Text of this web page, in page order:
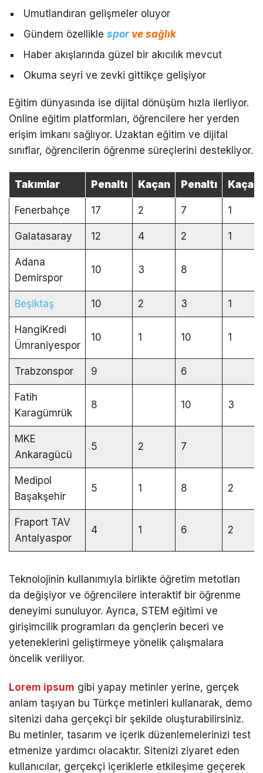
Umutlandıran gelişmeler oluyor
Gündem özellikle sporve sağlık
Haber akışlarında güzel bir akıcılık mevcut
Okuma seyri ve zevki gittikçe gelişiyor
Eğitim dünyasında ise dijital dönüşüm hızla ilerliyor.
Online eğitim platformları, öğrencilere her yerden
erişim imkanı sağlıyor. Uzaktan eğitim ve dijital
sınıflar, öğrencilerin öğrenme süreçlerini destekliyor.
Takımlar Penaltı Kaçan Penaltı Kaçan
Fenerbahçe 17 2 7 1
Galatasaray 12 4 2 1
Adana
Demirspor
10 3 8
Beşiktaş 10 2 3 1
HangiKredi
Ümraniyespor
10 1 10 1
Trabzonspor 9 6
Fatih
Karagümrük
8 10 3
MKE
Ankaragücü
5 2 7
Medipol
Başakşehir
5 1 8 2
Fraport TAV
Antalyaspor
4 1 6 2
Teknolojinin kullanımıyla birlikte öğretim metotları
da değişiyor ve öğrencilere interaktif bir öğrenme
deneyimi sunuluyor. Ayrıca, STEM eğitimi ve
girişimcilik programları da gençlerin beceri ve
yeteneklerini geliştirmeye yönelik çalışmalara
öncelik veriliyor.
Lorem ipsum gibi yapay metinler yerine, gerçek
anlam taşıyan bu Türkçe metinleri kullanarak, demo
sitenizi daha gerçekçi bir şekilde oluşturabilirsiniz.
Bu metinler, tasarım ve içerik düzenlemelerinizi test
etmenize yardımcı olacaktır. Sitenizi ziyaret eden
kullanıcılar, gerçekçi içeriklerle etkileşime geçerek